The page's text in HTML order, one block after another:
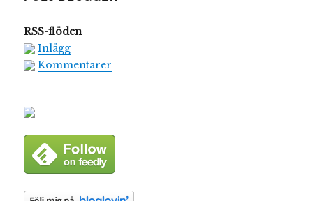
RSS-flöden
Inlägg
Kommentarer